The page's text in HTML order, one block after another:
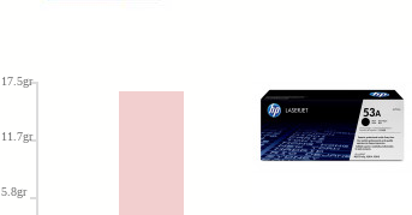
17.5gr
11.7gr
5.8gr